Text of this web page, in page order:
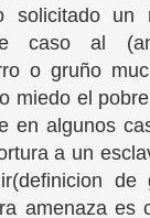
solicitado un
caso al
o gruño
miedo el
en algunos
a un
de
amenaza es